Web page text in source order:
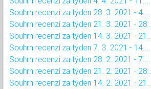
Souhrn recenzí za týden 28. 3. 2021 - 4....
Souhrn recenzí za týden 21. 3. 2021 - 28....
Souhrn recenzí za týden 14. 3. 2021 - 21....
Souhrn recenzí za týden 7. 3. 2021 - 14....
Souhrn recenzí za týden 28. 2. 2021 - 7....
Souhrn recenzí za týden 21. 2. 2021 - 28....
Souhrn recenzí za týden 14. 2. 2021 - 21....